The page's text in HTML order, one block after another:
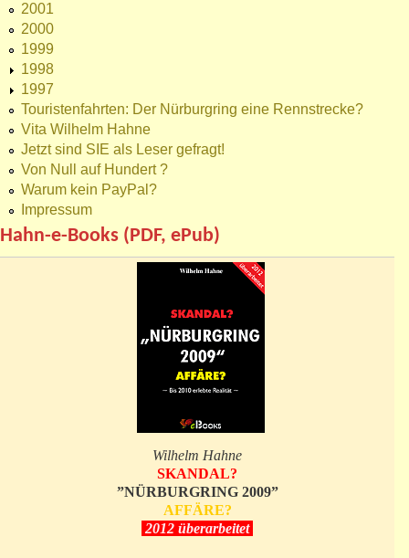
2001
2000
1999
1998
1997
Touristenfahrten: Der Nürburgring eine Rennstrecke?
Vita Wilhelm Hahne
Jetzt sind SIE als Leser gefragt!
Von Null auf Hundert ?
Warum kein PayPal?
Impressum
Hahn-e-Books (PDF, ePub)
Wilhelm Hahne
SKANDAL?
”NÜRBURGRING 2009”
AFFÄRE?
2012 überarbeitet